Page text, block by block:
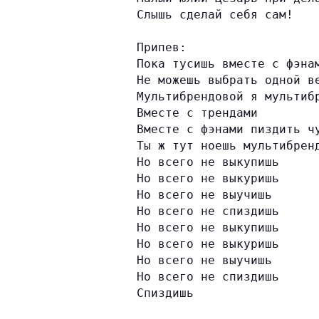
Слышь сделай себя сам!
Припев:
Пока тусишь вместе с
Не можешь выбрать одной
Мультибрендовой я
Вместе с трендами
Вместе с фэнами пиздить
Ты ж тут ноешь
Но всего не выкупишь
Но всего не выкуришь
Но всего не выучишь
Но всего не спиздишь
Но всего не выкупишь
Но всего не выкуришь
Но всего не выучишь
Но всего не спиздишь
Спиздишь